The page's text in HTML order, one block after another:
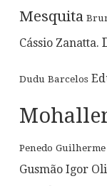
Mesquita
Cássio Zanatta.
Dudu Barcelos
Penedo
Gusmão Igor